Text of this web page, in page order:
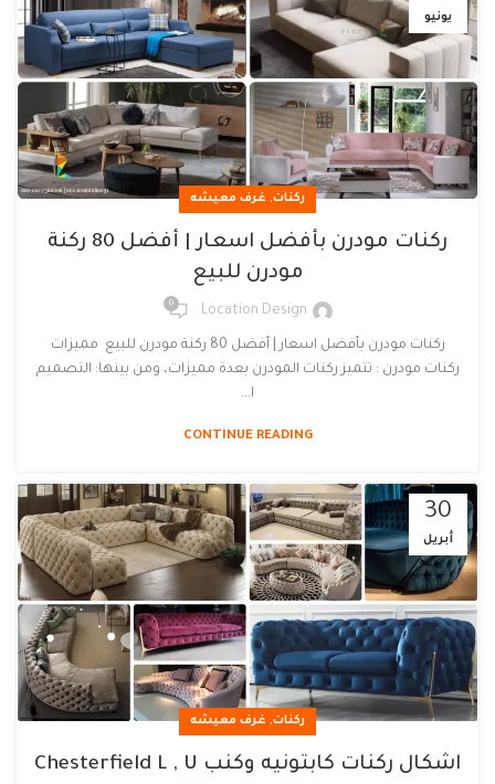
يونيو
ركنات, غرف معيشه
ركنات مودرن بأفضل اسعار | أفضل 80 ركنة
مودرن للبيع
Location Design
0
ركنات مودرن بأفضل اسعار | أفضل 80 ركنة مودرن للبيع مميزات
ركنات مودرن : تتميز ركنات المودرن بعدة مميزات، ومن بينها: التصميم
ا...
CONTINUE READING
30
أبريل
ركنات, غرف معيشه
اشكال ركنات كابتونيه وكنب Chesterfield L , U